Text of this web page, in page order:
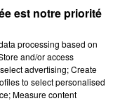
est notre priorité
processing based on
and/or access
advertising; Create
to select personalised
Measure content